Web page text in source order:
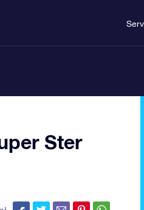
Ster